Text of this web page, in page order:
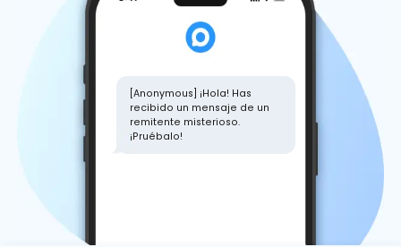
English (Philippines)
Português (Brasil)
Français Nederlands
Svenska
[Anonymous] ¡Hola! Has
recibido un mensaje de un
remitente misterioso.
¡Pruébalo!